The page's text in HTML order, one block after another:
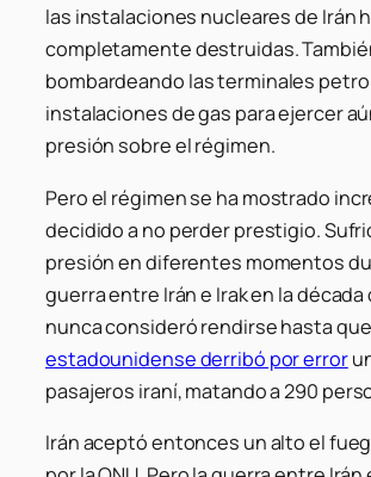
las instalaciones nucleares de Irán
completamente destruidas.
bombardeando las terminales
instalaciones de gas para ejercer
presión sobre el régimen.
Pero el régimen se ha mostrado
decidido a no perder prestigio.
presión en diferentes momentos
guerra entre Irán e Irak en la década
nunca consideró rendirse hasta
estadounidense derribó por error
pasajeros iraní, matando a 290
Irán aceptó entonces un alto el